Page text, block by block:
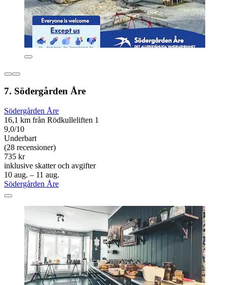
7. Södergården Åre
Södergården Åre
16,1 km från Rödkulleliften 1
9,0/10
Underbart
(28 recensioner)
735 kr
inklusive skatter och avgifter
10 aug. – 11 aug.
Södergården Åre